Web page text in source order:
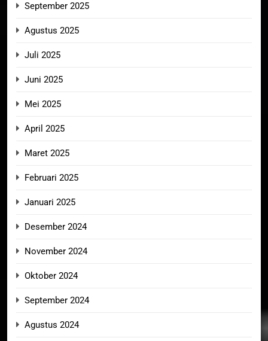
September 2025
Agustus 2025
Juli 2025
Juni 2025
Mei 2025
April 2025
Maret 2025
Februari 2025
Januari 2025
Desember 2024
November 2024
Oktober 2024
September 2024
Agustus 2024